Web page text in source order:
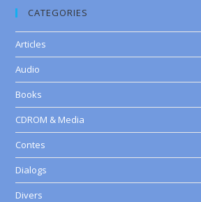
CATEGORIES
Articles
Audio
Books
CDROM & Media
Contes
Dialogs
Divers